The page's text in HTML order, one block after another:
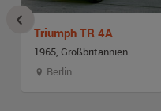
Triumph TR 4A
1965, Großbritannien
Berlin